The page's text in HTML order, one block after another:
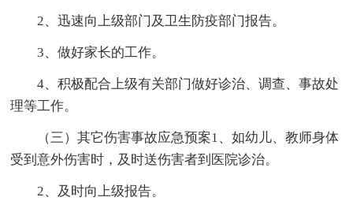
2、迅速向上级部门及卫生防疫部门报告。
3、做好家长的工作。
4、积极配合上级有关部门做好诊治、调查、事故处
理等工作。
（三）其它伤害事故应急预案1、如幼儿、教师身体
受到意外伤害时，及时送伤害者到医院诊治。
2、及时向上级报告。